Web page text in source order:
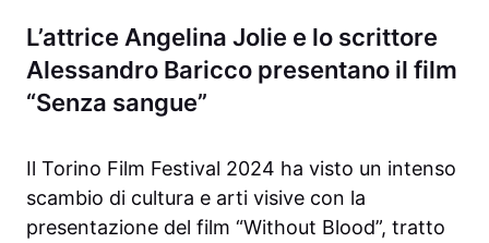
L’attrice Angelina Jolie e lo scrittore
Alessandro Baricco presentano il film
“Senza sangue”
Il Torino Film Festival 2024 ha visto un intenso
scambio di cultura e arti visive con la
presentazione del film “Without Blood”, tratto